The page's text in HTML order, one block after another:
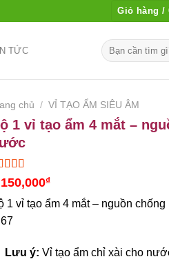
Giỏ hàng /
TỨC
Tìm
kiếm:
chủ / VỈ TẠO ẨM SIÊU ÂM
1 vỉ tạo ẩm 4 mắt –
trên 5
trên
giá
₫
1 vỉ tạo ẩm 4 mắt – nguồn
Lưu ý: Vỉ tạo ẩm chỉ xài cho